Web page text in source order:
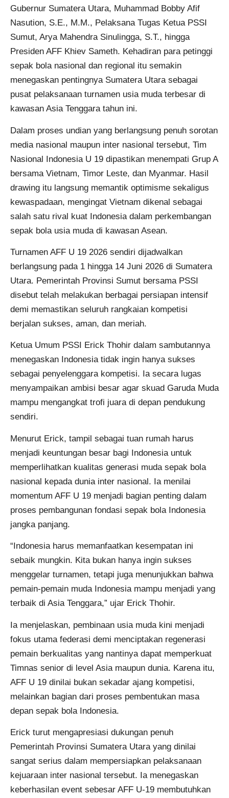
Gubernur Sumatera Utara, Muhammad Bobby Afif
Nasution, S.E., M.M., Pelaksana Tugas Ketua PSSI
Sumut, Arya Mahendra Sinulingga, S.T., hingga
Presiden AFF Khiev Sameth. Kehadiran para petinggi
sepak bola nasional dan regional itu semakin
menegaskan pentingnya Sumatera Utara sebagai
pusat pelaksanaan turnamen usia muda terbesar di
kawasan Asia Tenggara tahun ini.
Dalam proses undian yang berlangsung penuh sorotan
media nasional maupun inter nasional tersebut, Tim
Nasional Indonesia U 19 dipastikan menempati Grup A
bersama Vietnam, Timor Leste, dan Myanmar. Hasil
drawing itu langsung memantik optimisme sekaligus
kewaspadaan, mengingat Vietnam dikenal sebagai
salah satu rival kuat Indonesia dalam perkembangan
sepak bola usia muda di kawasan Asean.
Turnamen AFF U 19 2026 sendiri dijadwalkan
berlangsung pada 1 hingga 14 Juni 2026 di Sumatera
Utara. Pemerintah Provinsi Sumut bersama PSSI
disebut telah melakukan berbagai persiapan intensif
demi memastikan seluruh rangkaian kompetisi
berjalan sukses, aman, dan meriah.
Ketua Umum PSSI Erick Thohir dalam sambutannya
menegaskan Indonesia tidak ingin hanya sukses
sebagai penyelenggara kompetisi. Ia secara lugas
menyampaikan ambisi besar agar skuad Garuda Muda
mampu mengangkat trofi juara di depan pendukung
sendiri.
Menurut Erick, tampil sebagai tuan rumah harus
menjadi keuntungan besar bagi Indonesia untuk
memperlihatkan kualitas generasi muda sepak bola
nasional kepada dunia inter nasional. Ia menilai
momentum AFF U 19 menjadi bagian penting dalam
proses pembangunan fondasi sepak bola Indonesia
jangka panjang.
“Indonesia harus memanfaatkan kesempatan ini
sebaik mungkin. Kita bukan hanya ingin sukses
menggelar turnamen, tetapi juga menunjukkan bahwa
pemain-pemain muda Indonesia mampu menjadi yang
terbaik di Asia Tenggara,” ujar Erick Thohir.
Ia menjelaskan, pembinaan usia muda kini menjadi
fokus utama federasi demi menciptakan regenerasi
pemain berkualitas yang nantinya dapat memperkuat
Timnas senior di level Asia maupun dunia. Karena itu,
AFF U 19 dinilai bukan sekadar ajang kompetisi,
melainkan bagian dari proses pembentukan masa
depan sepak bola Indonesia.
Erick turut mengapresiasi dukungan penuh
Pemerintah Provinsi Sumatera Utara yang dinilai
sangat serius dalam mempersiapkan pelaksanaan
kejuaraan inter nasional tersebut. Ia menegaskan
keberhasilan event sebesar AFF U-19 membutuhkan